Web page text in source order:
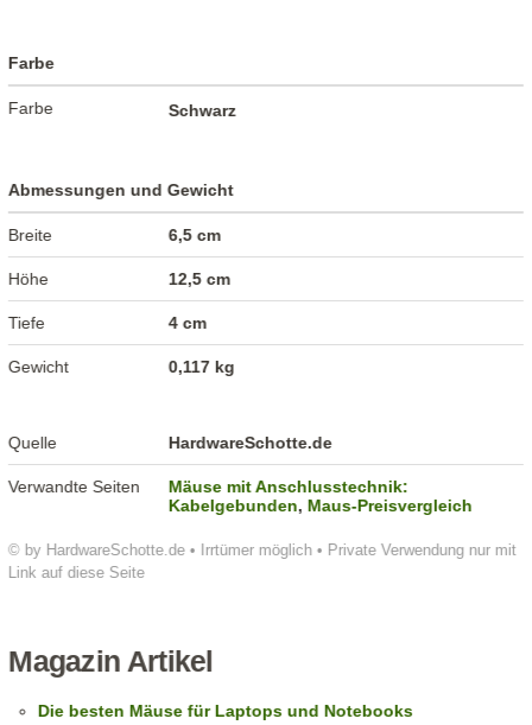
© by HardwareSchotte.de • Irrtümer möglich • Private Verwendung nur mit
Link auf diese Seite
Farbe
Farbe Schwarz
Abmessungen und Gewicht
Breite 6,5 cm
Höhe 12,5 cm
Tiefe 4 cm
Gewicht 0,117 kg
Quelle HardwareSchotte.de
Verwandte Seiten
Mäuse mit Anschlusstechnik:
Kabelgebunden,Maus-Preisvergleich
Magazin Artikel
Die besten Mäuse für Laptops und Notebooks